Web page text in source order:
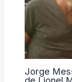
Jorge